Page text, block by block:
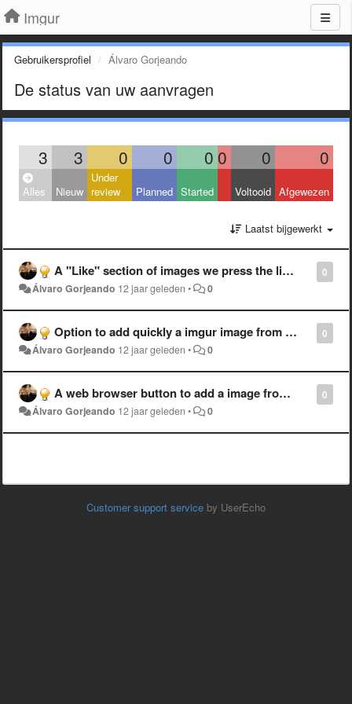
Imgur
Gebruikersprofiel Álvaro Gorjeando
De status van uw aanvragen
3 3 0 0 0 0 0 0
Alles Nieuw
Under
review
Planned Started Voltooid Afgewezen
Laatst bijgewerkt
0
A "Like" section of images we press the like button, there's only "Favorites" section
Álvaro Gorjeando 12 jaar geleden • 0
0
Option to add quickly a imgur image from other users to our allbums.
Álvaro Gorjeando 12 jaar geleden • 0
0
A web browser button to add a image from other web directly to our albums, similar like WeHeartIt.com
Álvaro Gorjeando 12 jaar geleden • 0
Customer support service by UserEcho